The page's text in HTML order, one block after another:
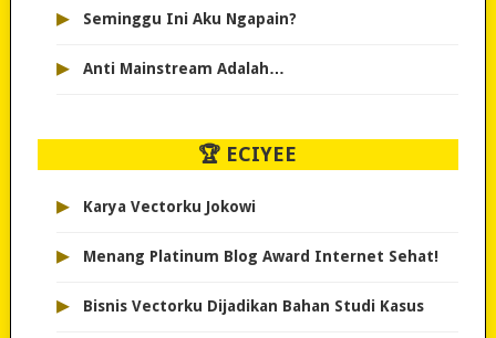
▸ Seminggu Ini Aku Ngapain?
▸ Anti Mainstream Adalah…
🏆 ECIYEE
▸ Karya Vectorku Jokowi
▸ Menang Platinum Blog Award Internet Sehat!
▸ Bisnis Vectorku Dijadikan Bahan Studi Kasus